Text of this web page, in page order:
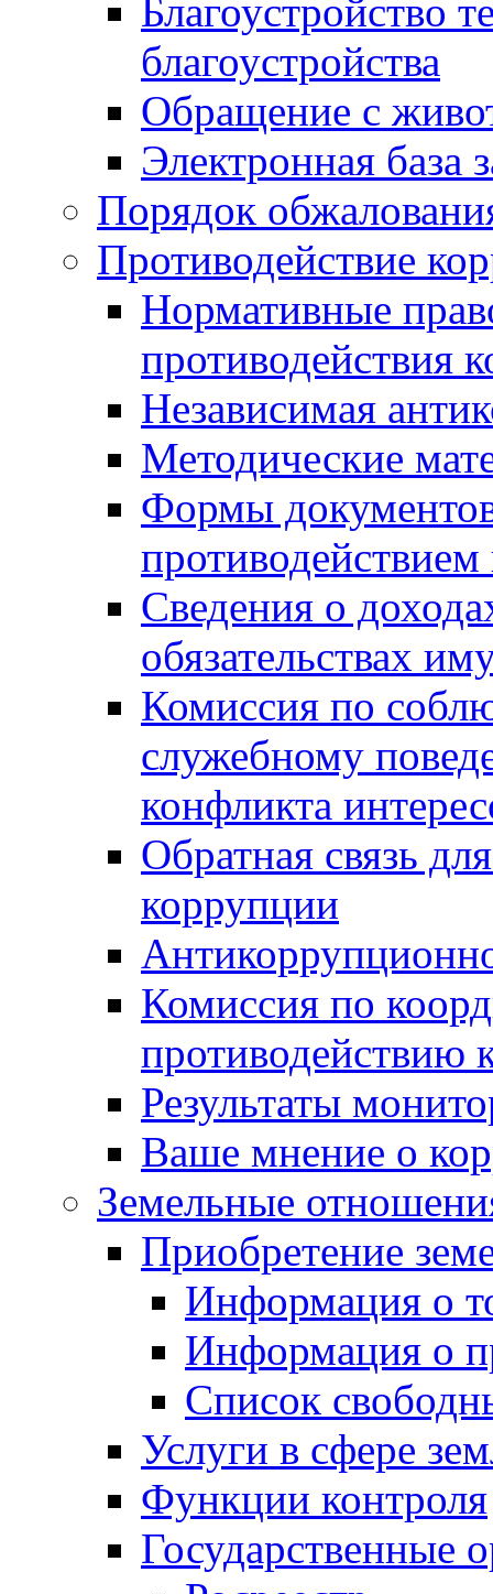
Благоустройство
благоустройства
Обращение с
Электронная база
Порядок
Противодействие
Нормативные
противодействия
Независимая
Методические
Формы
Сведения о
обязательствах
Комиссия по
служебному
конфликта
Обратная связь
коррупции
Комиссия по
противодействию
Результаты
Ваше мнение о
Земельные
Приобретение
Информация о
Информация о
Список
Услуги в сфере
Функции контроля
Государственные